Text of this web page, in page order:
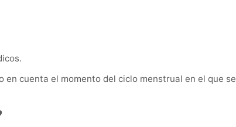
cuenta el momento del ciclo menstrual en el que se